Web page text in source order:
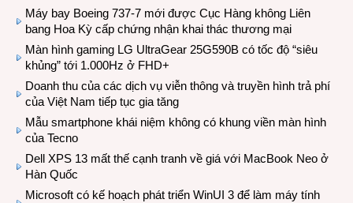
Máy bay Boeing 737-7 mới được Cục Hàng không Liên
bang Hoa Kỳ cấp chứng nhận khai thác thương mại
Màn hình gaming LG UltraGear 25G590B có tốc độ “siêu
khủng” tới 1.000Hz ở FHD+
Doanh thu của các dịch vụ viễn thông và truyền hình trả phí
của Việt Nam tiếp tục gia tăng
Mẫu smartphone khái niệm không có khung viền màn hình
của Tecno
Dell XPS 13 mất thế cạnh tranh về giá với MacBook Neo ở
Hàn Quốc
Microsoft có kế hoạch phát triển WinUI 3 để làm máy tính